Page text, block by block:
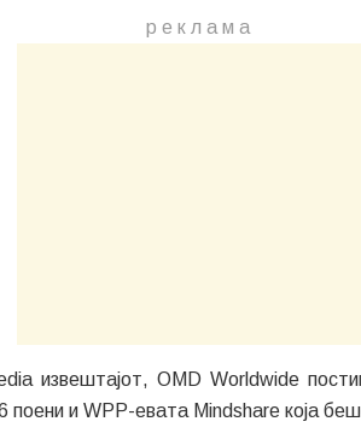
р е к л а м a
извештајот, OMD Worldwide
и WPP-евата Mindshare која